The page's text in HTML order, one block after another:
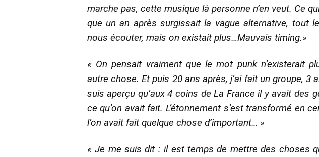
marche pas, cette musique là personne n’en veut. Ce
que un an après surgissait la vague alternative, tout
nous écouter, mais on existait plus…Mauvais timing.»
« On pensait vraiment que le mot punk n’existerait
autre chose. Et puis 20 ans après, j’ai fait un groupe, 3
suis aperçu qu’aux 4 coins de La France il y avait des
ce qu’on avait fait. L’étonnement s’est transformé en
l’on avait fait quelque chose d’important… »
« Je me suis dit : il est temps de mettre des choses